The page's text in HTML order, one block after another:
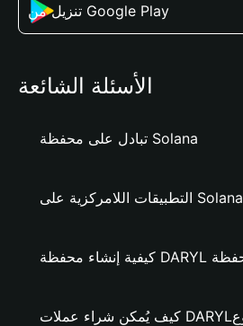
تنزيل من Google Play
الأسئلة الشائعة
تبادل على محفظة Solana
التطبيقات اللامركزية على Solana
كيف يُمكن شراء عملات DARYL؟ (فقط لمشروع